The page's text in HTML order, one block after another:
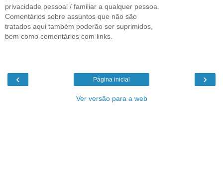
privacidade pessoal / familiar a qualquer pessoa.
Comentários sobre assuntos que não são
tratados aqui também poderão ser suprimidos,
bem como comentários com links.
‹ ›
Página inicial
Ver versão para a web